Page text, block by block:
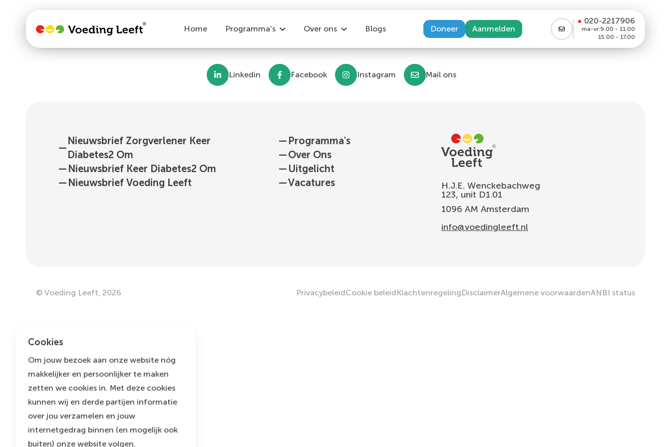
Home Programma's
Keer Diabetes2 Om
Leefstijlprogramma na kanker
Leefstijl bij Depressie
Over ons
Vacatures
Blogs Doneer Aanmelden
020-2217906
ma-vr:9.00 - 11.00
15.00 - 17.00
Linkedin Facebook Instagram Mail ons
—
Nieuwsbrief Zorgverlener Keer
Diabetes2 Om
— Nieuwsbrief Keer Diabetes2 Om
— Nieuwsbrief Voeding Leeft
— Programma's
—Over Ons
— Uitgelicht
—Vacatures
H.J.E. Wenckebachweg
123, unit D1.01
1096 AM Amsterdam
info@voedingleeft.nl
© Voeding Leeft 2026 PrivacybeleidCookie beleidKlachtenregelingDisclaimerAlgemene voorwaardenANBI status
Cookies
Om jouw bezoek aan onze website nóg
makkelijker en persoonlijker te maken
zetten we cookies in. Met deze cookies
kunnen wij en derde partijen informatie
over jou verzamelen en jouw
internetgedrag binnen (en mogelijk ook
buiten) onze website volgen.